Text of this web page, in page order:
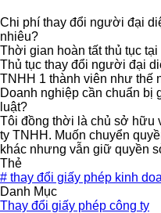
Chi phí thay đổi người đại
nhiêu?
Thời gian hoàn tất thủ tục
Thủ tục thay đổi người đại
TNHH 1 thành viên như thế
Doanh nghiệp cần chuẩn bị
luật?
Tôi đồng thời là chủ sở hữu
ty TNHH. Muốn chuyển
khác nhưng vẫn giữ quyền
Thẻ
# thay đổi giấy phép kinh
Danh Mục
Thay đổi giấy phép công ty